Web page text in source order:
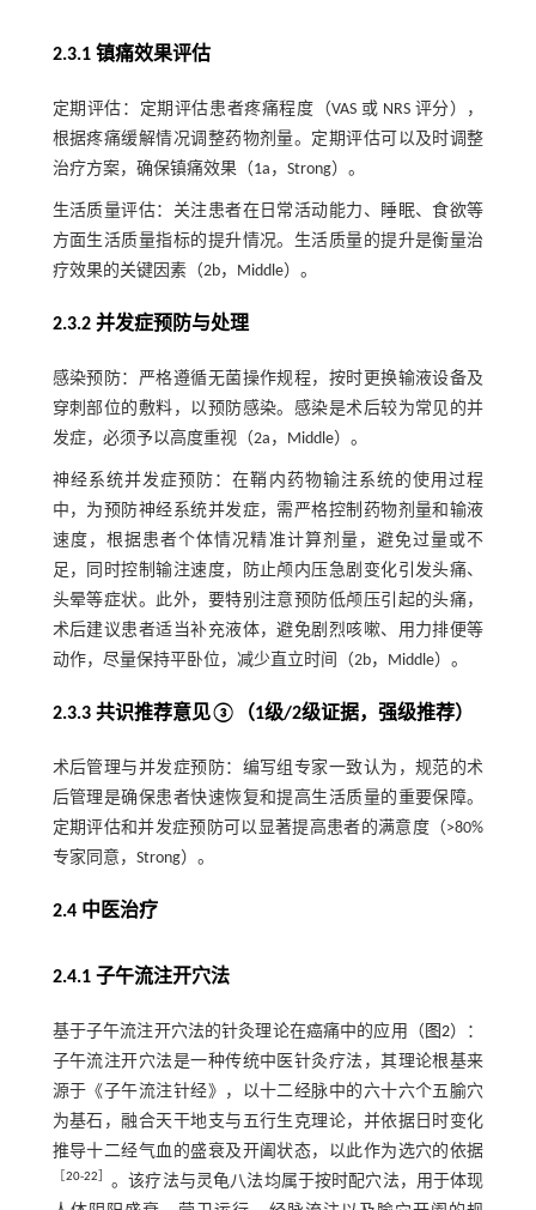
2.3.1 镇痛效果评估
定期评估：定期评估患者疼痛程度（VAS 或 NRS 评分），
根据疼痛缓解情况调整药物剂量。定期评估可以及时调整
治疗方案，确保镇痛效果（1a，Strong）。
生活质量评估：关注患者在日常活动能力、睡眠、食欲等
方面生活质量指标的提升情况。生活质量的提升是衡量治
疗效果的关键因素（2b，Middle）。
2.3.2 并发症预防与处理
感染预防：严格遵循无菌操作规程，按时更换输液设备及
穿刺部位的敷料，以预防感染。感染是术后较为常见的并
发症，必须予以高度重视（2a，Middle）。
神经系统并发症预防：在鞘内药物输注系统的使用过程
中，为预防神经系统并发症，需严格控制药物剂量和输液
速度，根据患者个体情况精准计算剂量，避免过量或不
足，同时控制输注速度，防止颅内压急剧变化引发头痛、
头晕等症状。此外，要特别注意预防低颅压引起的头痛，
术后建议患者适当补充液体，避免剧烈咳嗽、用力排便等
动作，尽量保持平卧位，减少直立时间（2b，Middle）。
2.3.3 共识推荐意见③（1级/2级证据，强级推荐）
术后管理与并发症预防：编写组专家一致认为，规范的术
后管理是确保患者快速恢复和提高生活质量的重要保障。
定期评估和并发症预防可以显著提高患者的满意度（>80%
专家同意，Strong）。
2.4 中医治疗
2.4.1 子午流注开穴法
基于子午流注开穴法的针灸理论在癌痛中的应用（ 图2）：
子午流注开穴法是一种传统中医针灸疗法，其理论根基来
源于《子午流注针经》，以十二经脉中的六十六个五腧穴
为基石，融合天干地支与五行生克理论，并依据日时变化
推导十二经气血的盛衰及开阖状态，以此作为选穴的依据
20-22
。该疗法与灵龟八法均属于按时配穴法，用于体现